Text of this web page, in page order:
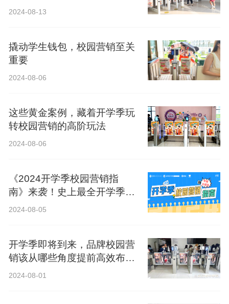
2024-08-13
撬动学生钱包，校园营销至关
重要
2024-08-06
这些黄金案例，藏着开学季玩
转校园营销的高阶玩法
2024-08-06
《2024开学季校园营销指
南》来袭！史上最全开学季营
销攻略！
2024-08-05
开学季即将到来，品牌校园营
销该从哪些角度提前高效布
局？
2024-08-01